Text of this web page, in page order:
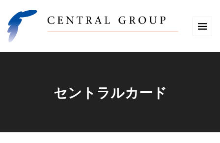
セントラルカード